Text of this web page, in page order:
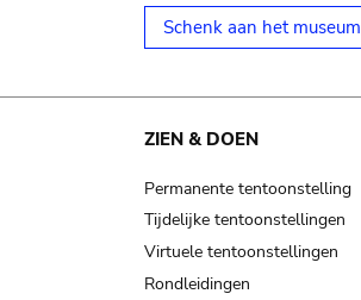
Schenk aan het museum
ZIEN & DOEN
Permanente tentoonstelling
Tijdelijke tentoonstellingen
Virtuele tentoonstellingen
Rondleidingen